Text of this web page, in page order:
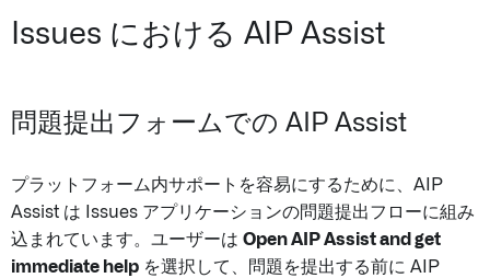
Issues における AIP Assist
問題提出フォームでの AIP Assist
プラットフォーム内サポートを容易にするために、AIP
Assist は Issues アプリケーションの問題提出フローに組み
込まれています。ユーザーは Open AIP Assist and get
immediate help を選択して、問題を提出する前に AIP